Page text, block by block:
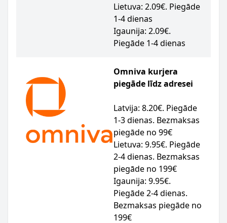
Lietuva: 2.09€. Piegāde
1-4 dienas
Igaunija: 2.09€.
Piegāde 1-4 dienas
Omniva kurjera
piegāde līdz adresei
Latvija: 8.20€. Piegāde
1-3 dienas. Bezmaksas
piegāde no 99€
Lietuva: 9.95€. Piegāde
2-4 dienas. Bezmaksas
piegāde no 199€
Igaunija: 9.95€.
Piegāde 2-4 dienas.
Bezmaksas piegāde no
199€